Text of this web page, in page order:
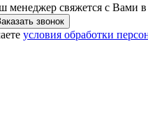
менеджер свяжется с Вами
звонок
условия обработки